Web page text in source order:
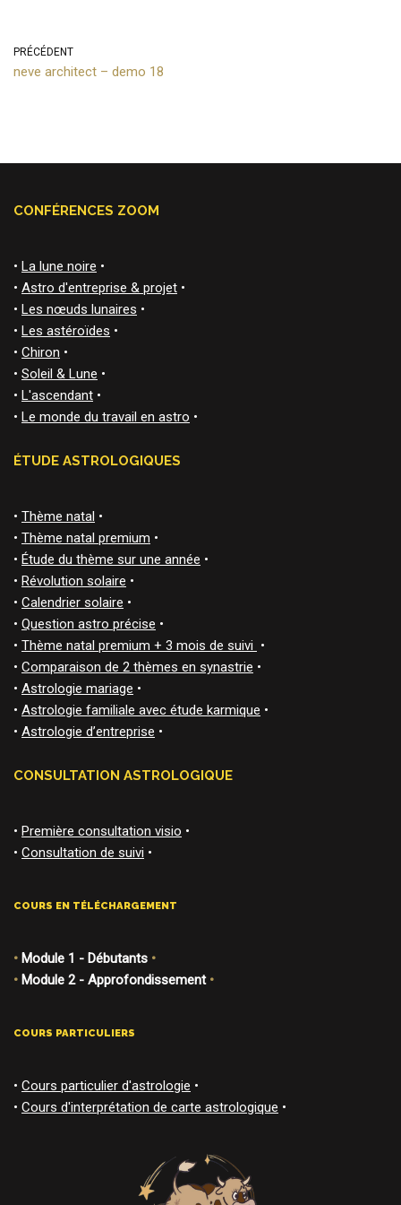
PRÉCÉDENT
neve architect – demo 18
CONFÉRENCES ZOOM
• La lune noire •
• Astro d'entreprise & projet •
• Les nœuds lunaires •
• Les astéroïdes •
• Chiron •
• Soleil & Lune •
• L'ascendant •
• Le monde du travail en astro •
ÉTUDE ASTROLOGIQUES
• Thème natal •
• Thème natal premium •
• Étude du thème sur une année •
• Révolution solaire •
• Calendrier solaire •
• Question astro précise •
• Thème natal premium + 3 mois de suivi •
• Comparaison de 2 thèmes en synastrie •
• Astrologie mariage •
• Astrologie familiale avec étude karmique •
• Astrologie d’entreprise •
CONSULTATION ASTROLOGIQUE
• Première consultation visio •
• Consultation de suivi •
COURS EN TÉLÉCHARGEMENT
• Module 1 - Débutants •
• Module 2 - Approfondissement•
COURS PARTICULIERS
• Cours particulier d'astrologie •
• Cours d'interprétation de carte astrologique •